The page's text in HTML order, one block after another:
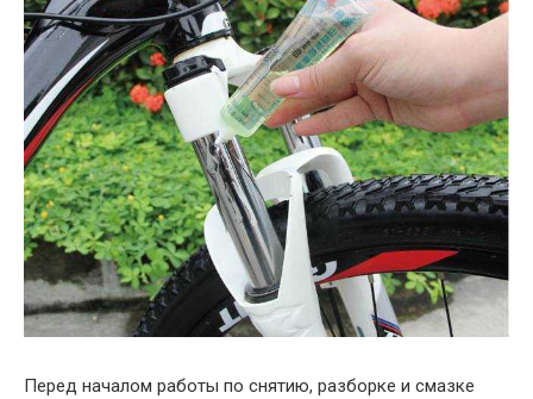
Перед началом работы по снятию, разборке и смазке